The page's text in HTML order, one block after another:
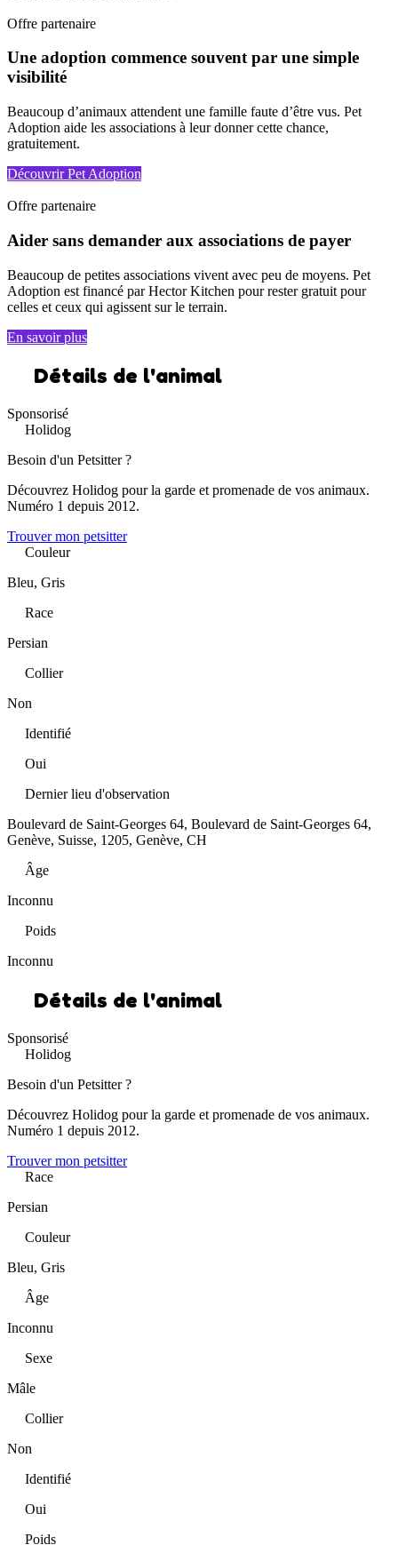
Offre partenaire
Une adoption commence souvent par une simple
visibilité
Beaucoup d’animaux attendent une famille faute d’être vus. Pet
Adoption aide les associations à leur donner cette chance,
gratuitement.
Découvrir Pet Adoption
Offre partenaire
Aider sans demander aux associations de payer
Beaucoup de petites associations vivent avec peu de moyens. Pet
Adoption est financé par Hector Kitchen pour rester gratuit pour
celles et ceux qui agissent sur le terrain.
En savoir plus
Détails de l'animal
Sponsorisé
Holidog
Besoin d'un Petsitter ?
Découvrez Holidog pour la garde et promenade de vos animaux.
Numéro 1 depuis 2012.
Trouver mon petsitter
Couleur
Bleu, Gris
Race
Persian
Collier
Non
Identifié
Oui
Dernier lieu d'observation
Boulevard de Saint-Georges 64, Boulevard de Saint-Georges 64,
Genève, Suisse, 1205, Genève, CH
Âge
Inconnu
Poids
Inconnu
Détails de l'animal
Sponsorisé
Holidog
Besoin d'un Petsitter ?
Découvrez Holidog pour la garde et promenade de vos animaux.
Numéro 1 depuis 2012.
Trouver mon petsitter
Race
Persian
Couleur
Bleu, Gris
Âge
Inconnu
Sexe
Mâle
Collier
Non
Identifié
Oui
Poids